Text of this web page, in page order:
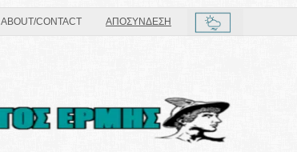
ABOUT/CONTACT ΑΠΟΣΥΝΔΕΣΗ